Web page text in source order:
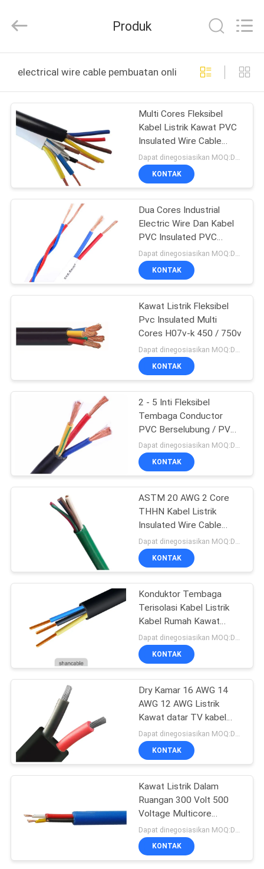
PRODUK
VIDEO
TAMPILAN
VR
TENTANG
WISATA
KONTROL
BERITA
SUATU
NEWS
SITEMAP
KEBIJAKAN
PRIVASI
(Group)
Rights
Produk
electrical wire cable pembuatan online
Multi Cores Fleksibel
Kabel Listrik Kawat PVC
Insulated Wire Cable
H05V-K 300 / 500V
Dapat dinegosiasikan MOQ:Dapat dinegosiasikan
KONTAK
Dua Cores Industrial
Electric Wire Dan Kabel
PVC Insulated PVC
Berselubung
KONTAK
Kawat Listrik Fleksibel
Pvc Insulated Multi
Cores H07v-k 450 / 750v
KONTAK
2 - 5 Inti Fleksibel
Tembaga Conductor
PVC Berselubung / PVC
Insulated Wire Cable
Dapat dinegosiasikan MOQ:Dapat dinegosiasikan
KONTAK
ASTM 20 AWG 2 Core
THHN Kabel Listrik
Insulated Wire Cable
Dengan Sertifikat UL
Dapat dinegosiasikan MOQ:Dapat dinegosiasikan
KONTAK
Konduktor Tembaga
Terisolasi Kabel Listrik
Kabel Rumah Kawat
Menurut IEC 60227
60228
KONTAK
Dry Kamar 16 AWG 14
AWG 12 AWG Listrik
Kawat datar TV kabel
Listrik
KONTAK
Kawat Listrik Dalam
Ruangan 300 Volt 500
Voltage Multicore
Industrial Electrical Cable
KONTAK